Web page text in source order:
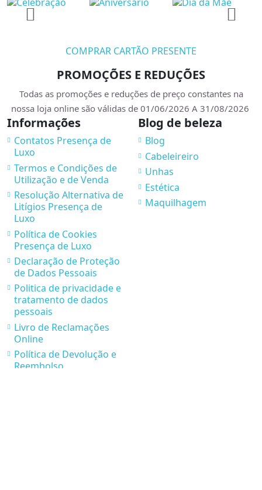
COMPRAR CARTÃO PRESENTE
PROMOÇÕES E REDUÇÕES
Todas as promoções e reduções de preço constantes na
nossa loja online são válidas de 01/06/2026 A 31/08/2026
Informações
Contatos Presença de
Luxo
Termos e Condições de
Utilização e de Venda
Resolução Alternativa de
Litígios Presença de
Luxo
Política de Cookies
Presença de Luxo
Declaração de Proteção
de Dados Pessoais
Politica de privacidade e
tratamento de dados
pessoais
Livro de Reclamações
Online
Política de Devolução e
Reembolso
Blog de beleza
Blog
Cabeleireiro
Unhas
Estética
Maquilhagem